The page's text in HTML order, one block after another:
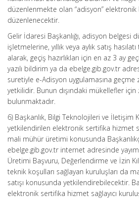
düzenlenmekte olan “adisyon”
düzenlenecektir.
Gelir İdaresi Başkanlığı, adisyon belgesi
işletmelerine, yıllık veya aylık satış
alarak, geçiş hazırlıkları için en az 3 ay
yazılı bildirim ya da ebelge.gib.gov.tr
suretiyle e-Adisyon uygulamasına
yetkilidir. Bunun dışındaki mükellefler
bulunmaktadır.
6) Başkanlık, Bilgi Teknolojileri ve İletişim
yetkilendirilen elektronik sertifika hizmet
mali mühür üretimi konusunda
ebelge.gib.gov.tr internet adresinde
Üretimi Başvuru, Değerlendirme ve İzin
teknik koşulları sağlayan kuruluşları da
satışı konusunda yetkilendirebilecektir.
elektronik sertifika hizmet sağlayıcı